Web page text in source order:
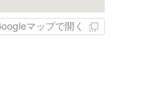
マップで開く